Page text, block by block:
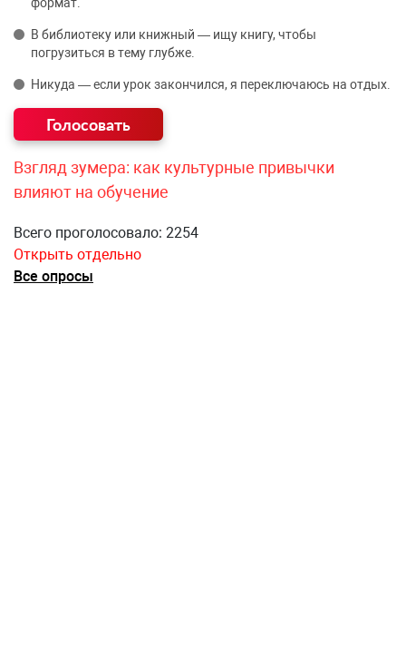
В библиотеку или книжный — ищу книгу, чтобы
погрузиться в тему глубже.
Никуда — если урок закончился, я переключаюсь на отдых.
Взгляд зумера: как культурные привычки
влияют на обучение
Всего проголосовало: 2254
Открыть отдельно
Все опросы